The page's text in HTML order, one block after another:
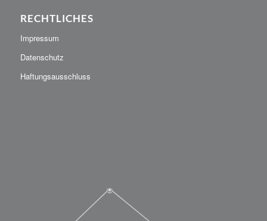
RECHTLICHES
Impressum
Datenschutz
Haftungsausschluss